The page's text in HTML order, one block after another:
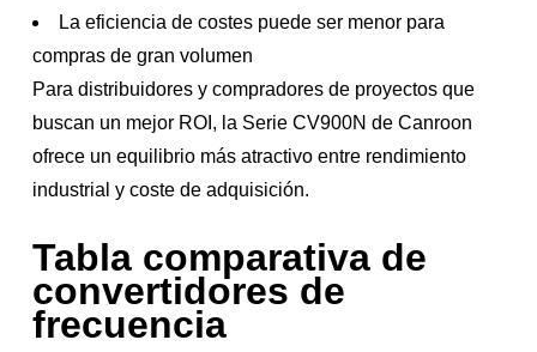
La eficiencia de costes puede ser menor para
compras de gran volumen
Para distribuidores y compradores de proyectos que
buscan un mejor ROI, la Serie CV900N de Canroon
ofrece un equilibrio más atractivo entre rendimiento
industrial y coste de adquisición.
Tabla comparativa de
convertidores de
frecuencia